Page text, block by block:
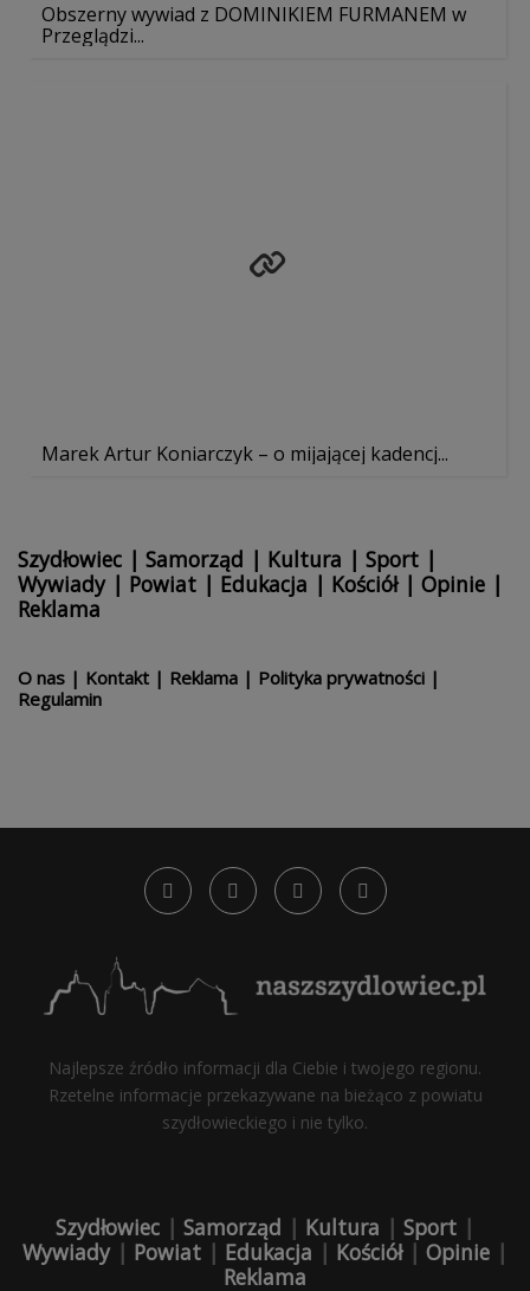
Obszerny wywiad z DOMINIKIEM FURMANEM w
Przeglądzi...
Marek Artur Koniarczyk – o mijającej kadencj...
Szydłowiec | Samorząd | Kultura | Sport |
Wywiady| Powiat | Edukacja | Kościół| Opinie |
Reklama
O nas | Kontakt | Reklama | Polityka prywatności |
Regulamin
Najlepsze źródło informacji dla Ciebie i twojego regionu.
Rzetelne informacje przekazywane na bieżąco z powiatu
szydłowieckiego i nie tylko.
Szydłowiec | Samorząd | Kultura | Sport |
Wywiady| Powiat | Edukacja | Kościół| Opinie |
Reklama